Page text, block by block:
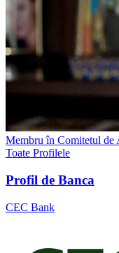
Membru în Comitetul de
Toate Profilele
Profil de Banca
CEC Bank